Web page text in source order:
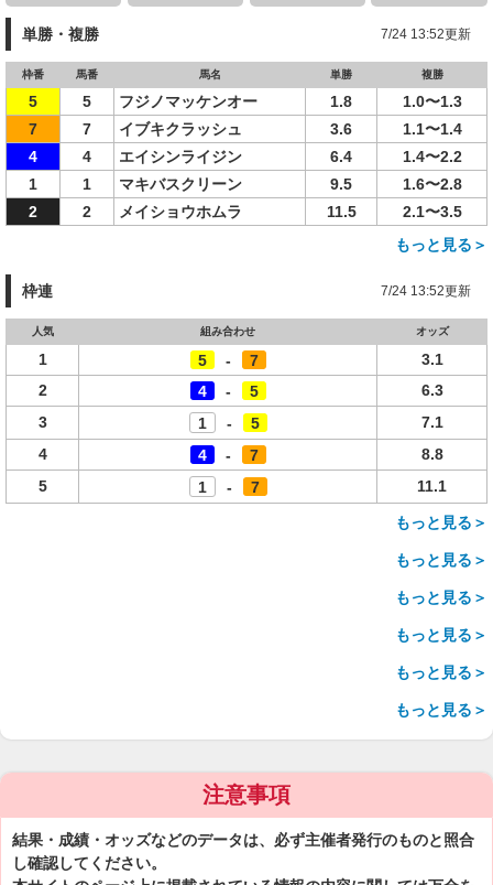
単勝・複勝 7/24 13:52更新
枠番 馬番 馬名 単勝 複勝
5 5 フジノマッケンオー 1.8
1.0〜1.3
7
7 イブキクラッシュ 3.6
1.1〜1.4
4
4 エイシンライジン 6.4
1.4〜2.2
1
1 マキバスクリーン 9.5
1.6〜2.8
2
2 メイショウホムラ 11.5
2.1〜3.5
もっと見る＞
枠連 7/24 13:52更新
人気 組み合わせ オッズ
1 5 - 7
3.1
2
4 - 5
6.3
3
1 - 5
7.1
4
4 - 7
8.8
5
1 - 7 11.1
もっと見る＞
もっと見る＞
もっと見る＞
もっと見る＞
もっと見る＞
もっと見る＞
注意事項
結果・成績・オッズなどのデータは、必ず主催者発行のものと照合
し確認してください。